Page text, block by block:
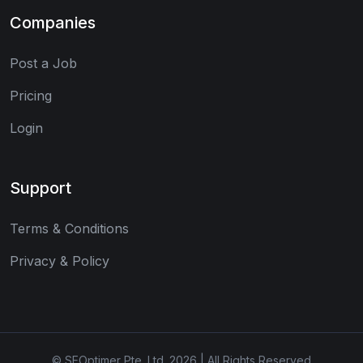
Companies
Post a Job
Pricing
Login
Support
Terms & Conditions
Privacy & Policy
© SEOptimer Pte. Ltd. 2026 | All Rights Reserved